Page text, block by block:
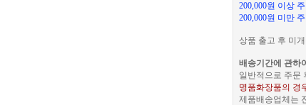
200,000원 이상
200,000원 미만
상품 출고 후 미
배송기간에 관하
일반적으로 주문
명품화장품의 경
제품배송업체는